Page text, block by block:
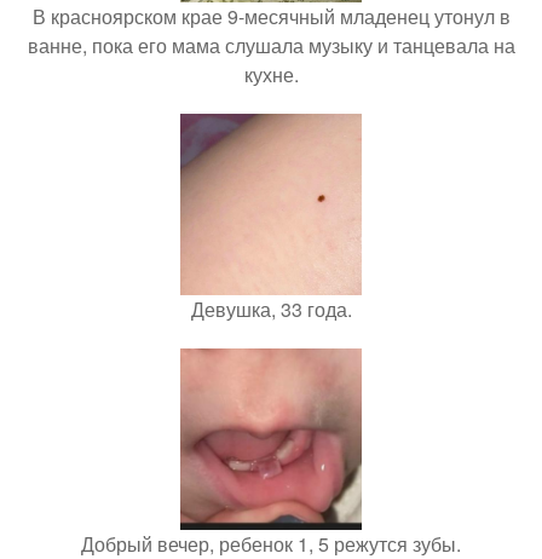
В красноярском крае 9-месячный младенец утонул в
ванне, пока его мама слушала музыку и танцевала на
кухне.
Девушка, 33 года.
Добрый вечер, ребенок 1, 5 режутся зубы.